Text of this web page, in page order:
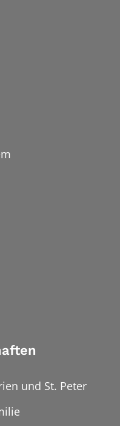
und St. Peter